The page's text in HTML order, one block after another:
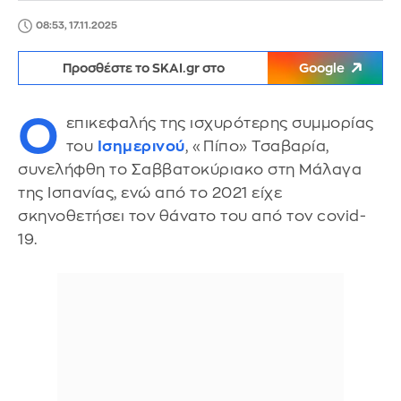
08:53, 17.11.2025
Προσθέστε το SKAI.gr στο Google
Ο επικεφαλής της ισχυρότερης συμμορίας
του Ισημερινού, «Πίπο» Τσαβαρία,
συνελήφθη το Σαββατοκύριακο στη Μάλαγα
της Ισπανίας, ενώ από το 2021 είχε
σκηνοθετήσει τον θάνατο του από τον covid-
19.